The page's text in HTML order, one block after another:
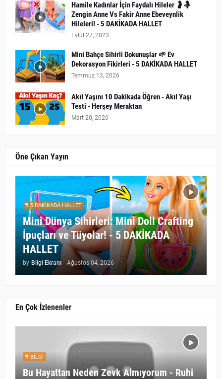
Hamile Kadınlar İçin Faydalı Hileler 🤰🤱
Zengin Anne Vs Fakir Anne Ebeveynlik
Hileleri! - 5 DAKİKADA HALLET
Eylül 27, 2023
Mini Bahçe Sihirli Dokunuşlar 🌱 Ev
Dekorasyon Fikirleri - 5 DAKİKADA HALLET
Temmuz 13, 2026
Akıl Yaşını 10 Dakikada Öğren - Akıl Yaşı
Testi - Herşey Meraktan
Mart 20, 2020
Öne Çıkan Yayın
5 DAKİKADA HALLET
Mini Dünya Sihirleri: Mini Doll Crafting
İpuçları ve Tüyolar! - 5 DAKİKADA
HALLET
by Bilgi Ekranı - Ağustos 04, 2026
En Çok İzlenenler
BILGI
Bu Hayattan Neden Zevk Almıyorum - Ruhi